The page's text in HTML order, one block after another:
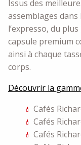
Issus des
assemblages
l’expresso, du
capsule premium
ainsi à chaque
corps.
Découvrir la
Cafés
Cafés
Cafés